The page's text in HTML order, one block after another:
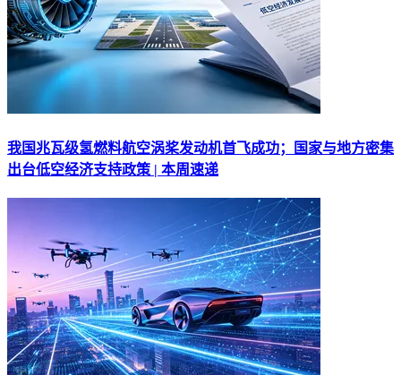
我国兆瓦级氢燃料航空涡桨发动机首飞成功；国家与地方密集
出台低空经济支持政策 | 本周速递